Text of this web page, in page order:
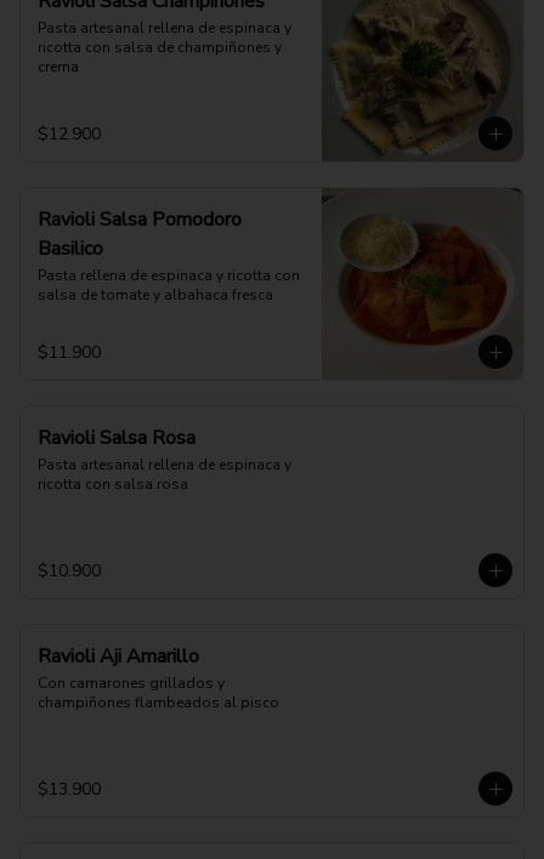
Pasta artesanal rellena de espinaca y
ricotta con salsa de champiñones y
crema
$12.900
Ravioli Salsa Pomodoro
Basilico
Pasta rellena de espinaca y ricotta con
salsa de tomate y albahaca fresca
$11.900
Ravioli Salsa Rosa
Pasta artesanal rellena de espinaca y
ricotta con salsa rosa
$10.900
Ravioli Aji Amarillo
Con camarones grillados y
champiñones flambeados al pisco
$13.900